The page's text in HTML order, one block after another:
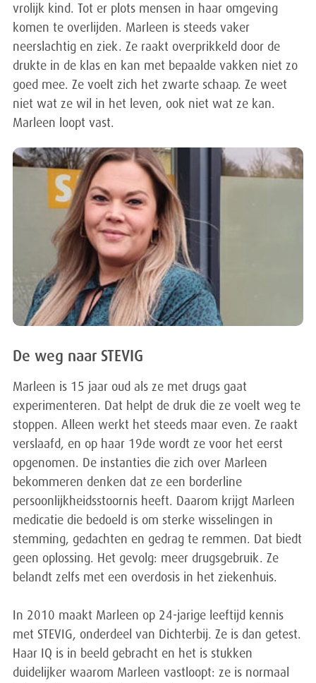
vrolijk kind. Tot er plots mensen in haar omgeving
komen te overlijden. Marleen is steeds vaker
neerslachtig en ziek. Ze raakt overprikkeld door de
drukte in de klas en kan met bepaalde vakken niet zo
goed mee. Ze voelt zich het zwarte schaap. Ze weet
niet wat ze wil in het leven, ook niet wat ze kan.
Marleen loopt vast.
De weg naar STEVIG
Marleen is 15 jaar oud als ze met drugs gaat
experimenteren. Dat helpt de druk die ze voelt weg te
stoppen. Alleen werkt het steeds maar even. Ze raakt
verslaafd, en op haar 19de wordt ze voor het eerst
opgenomen. De instanties die zich over Marleen
bekommeren denken dat ze een borderline
persoonlijkheidsstoornis heeft. Daarom krijgt Marleen
medicatie die bedoeld is om sterke wisselingen in
stemming, gedachten en gedrag te remmen. Dat biedt
geen oplossing. Het gevolg: meer drugsgebruik. Ze
belandt zelfs met een overdosis in het ziekenhuis.
In 2010 maakt Marleen op 24-jarige leeftijd kennis
met STEVIG, onderdeel van Dichterbij. Ze is dan getest.
Haar IQ is in beeld gebracht en het is stukken
duidelijker waarom Marleen vastloopt: ze is normaal